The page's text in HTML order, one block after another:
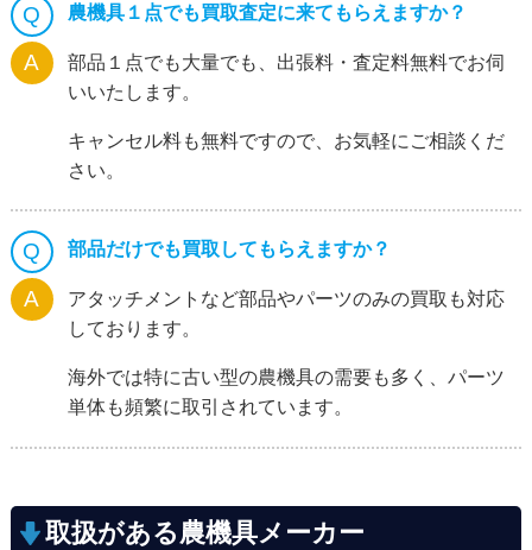
農機具１点でも買取査定に来てもらえますか？
部品１点でも大量でも、出張料・査定料無料でお伺
いいたします。
キャンセル料も無料ですので、お気軽にご相談くだ
さい。
部品だけでも買取してもらえますか？
アタッチメントなど部品やパーツのみの買取も対応
しております。
海外では特に古い型の農機具の需要も多く、パーツ
単体も頻繁に取引されています。
取扱がある農機具メーカー